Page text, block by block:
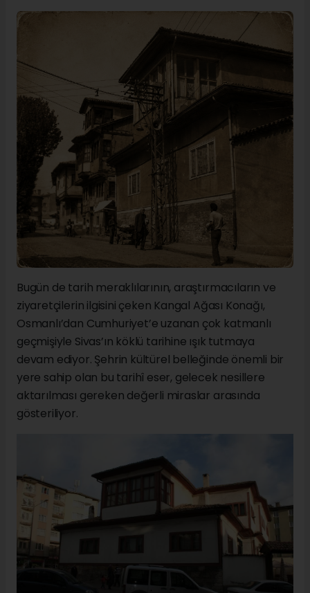
Bugün de tarih meraklılarının, araştırmacıların ve
ziyaretçilerin ilgisini çeken Kangal Ağası Konağı,
Osmanlı’dan Cumhuriyet’e uzanan çok katmanlı
geçmişiyle Sivas’ın köklü tarihine ışık tutmaya
devam ediyor. Şehrin kültürel belleğinde önemli bir
yere sahip olan bu tarihî eser, gelecek nesillere
aktarılması gereken değerli miraslar arasında
gösteriliyor.